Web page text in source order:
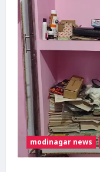
modinagar news